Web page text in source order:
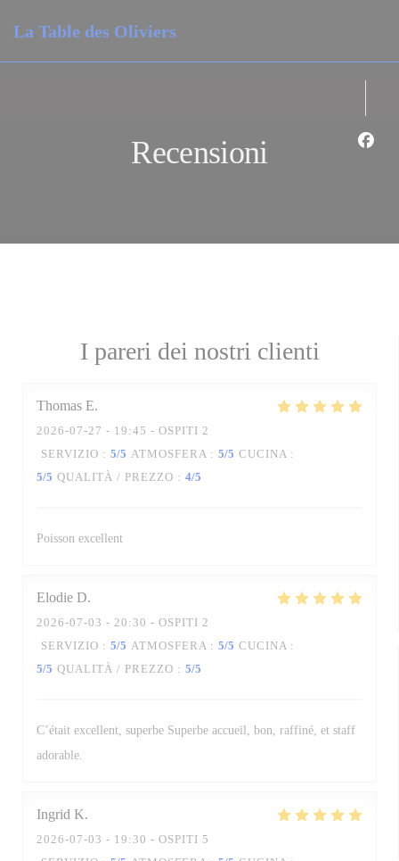
La Table des Oliviers
Recensioni
I pareri dei nostri clienti
Thomas E
2026-07-27 - 19:45 - OSPITI 2
SERVIZIO : 5/5 ATMOSFERA : 5/5 CUCINA :
5/5 QUALITÀ / PREZZO : 4/5
Poisson excellent
Elodie D
2026-07-03 - 20:30 - OSPITI 2
SERVIZIO : 5/5 ATMOSFERA : 5/5 CUCINA :
5/5 QUALITÀ / PREZZO : 5/5
C’était excellent, superbe Superbe accueil, bon, raffiné, et staff
adorable.
Ingrid K
2026-07-03 - 19:30 - OSPITI 5